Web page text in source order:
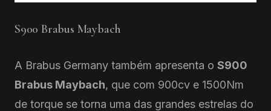
S900 Brabus Maybach
A Brabus Germany também apresenta o S900
Brabus Maybach, que com 900cv e 1500Nm
de torque se torna uma das grandes estrelas do